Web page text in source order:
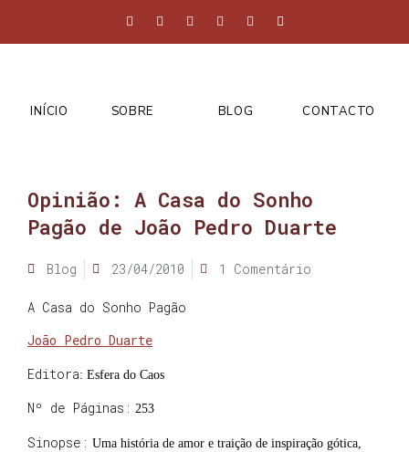
INÍCIO SOBRE BLOG CONTACTO
Opinião: A Casa do Sonho
Pagão de João Pedro Duarte
Blog 23/04/2010 1 Comentário
A Casa do Sonho Pagão
João Pedro Duarte
Editora: Esfera do Caos
Nº de Páginas: 253
Sinopse: Uma história de amor e traição de inspiração gótica,